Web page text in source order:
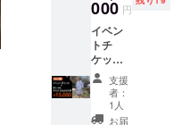
親で
す。国
では亀
の尾の
原種栽
培管理
を放棄
してい
7月9日
20時予
定 場
所：北
秋川自
然休暇
応援し
ます！
※リター
ン購入
後に公
式ライ
ンを追
加して
いただ
000 円
イベン
トチ
ケット
＋原大
一志と
サウナ
でとと
支援
者：
1人
お届